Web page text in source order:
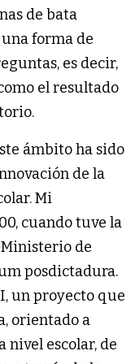
de bata
forma de
es decir,
el resultado
ámbito ha sido
de la
Mi
cuando tuve la
de
posdictadura.
un proyecto que
orientado a
nivel escolar, de